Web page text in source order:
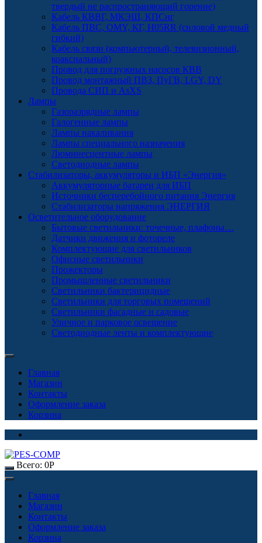
твердый не распространяющий горение)
Кабель КВВГ, МКЭШ, КПСнг
Кабель ПВС, OMY, КГ, H05RR (силовой медный
гибкий)
Кабель связи (компьютерный, телевизионный,
коаксиальный)
Провод для погружных насосов КВВ
Провод монтажный ПВЗ, ПуГВ, LGY, DY
Провода СИП и AsXS
Лампы
Газоразрядные лампы
Галогенные лампы
Лампы накаливания
Лампы специального назначения
Люминесцентные лампы
Светодиодные лампы
Стабилизаторы, аккумуляторы и ИБП «Энергия»
Аккумуляторные батареи для ИБП
Источники бесперебойного питания Энергия
Стабилизаторы напряжения ЭНЕРГИЯ
Осветительное оборудование
Бытовые светильники: точечные, плафоны…
Датчики движения и фотореле
Комплектующие для светильников
Офисные светильники
Прожекторы
Промышленные светильники
Светильники бактерицидные
Светильники для торговых помещений
Светильники фасадные и садовые
Уличное и парковое освещение
Светодиодные ленты и комплектующие
Главная
Магазин
Контакты
Оформление заказа
Корзина
Всего: 0Р
Главная
Магазин
Контакты
Оформление заказа
Корзина